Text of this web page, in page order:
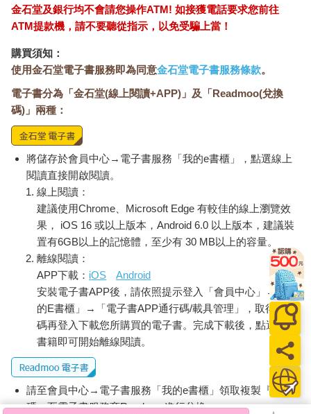
金石堂及銀行均不會請您操作ATM! 如接獲電話要求您前往
ATM提款機，請不要聽從指示，以免受騙上當！
購買須知：
使用金石堂電子書服務即為同意金石堂電子書服務條款。
電子書分為「金石堂(線上閱讀+APP)」及「Readmoo(兌換
碼)」兩種：
將儲存於會員中心→電子書服務「我的e書櫃」，點選線上
閱讀直接開啟閱讀。
線上閱讀：
建議使用Chrome、Microsoft Edge 有較佳的線上瀏覽效
果， iOS 16 或以上版本，Android 6.0 以上版本，建議裝
置有6GB以上的記憶體，至少有 30 MB以上的容量。
離線閱讀：
APP下載： iOS
Android
安裝電子書APP後，請依照提示登入「會員中心」→「我
的E書櫃」→「電子書APP通行碼/載具管理」，取得通行
碼再登入下載您所購買的電子書。完成下載後，點選任一
書籍即可開始離線閱讀。
請至會員中心→電子書服務「我的e書櫃」領取複製『兌換
碼』至電子書服務商Readmoo進行兌換。